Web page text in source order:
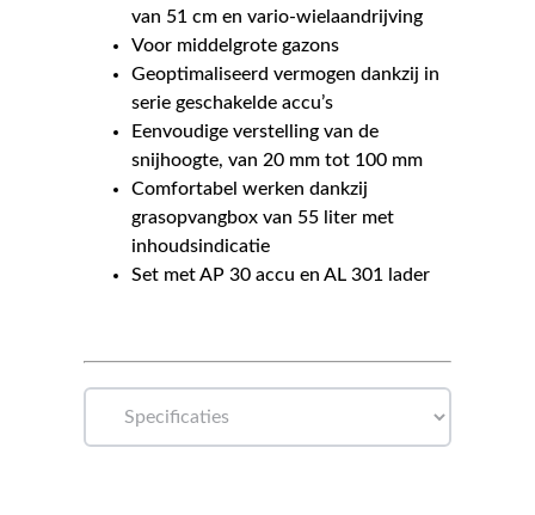
van 51 cm en vario-wielaandrijving
Voor middelgrote gazons
Geoptimaliseerd vermogen dankzij in
serie geschakelde accu’s
Eenvoudige verstelling van de
snijhoogte, van 20 mm tot 100 mm
Comfortabel werken dankzij
grasopvangbox van 55 liter met
inhoudsindicatie
Set met AP 30 accu en AL 301 lader